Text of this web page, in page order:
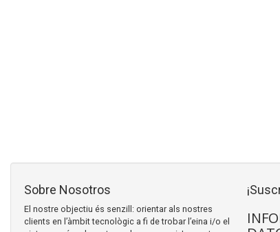
Sobre Nosotros
El nostre objectiu és senzill: orientar als nostres
clients en l’àmbit tecnològic a fi de trobar l’eina i/o el